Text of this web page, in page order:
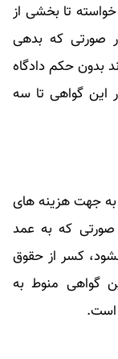
خواسته تا بخشی از
صورتی که بدهی
بدون حکم دادگاه
این گواهی تا سه
به جهت هزینه های
که به عمد
کسر از حقوق
گواهی منوط به
است.